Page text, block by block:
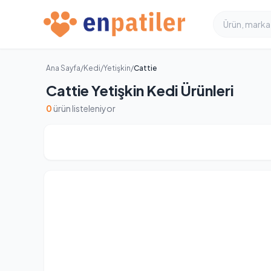
Ana Sayfa/Kedi/Yetişkin/Cattie
Cattie Yetişkin Kedi Ürünleri
0 ürün listeleniyor